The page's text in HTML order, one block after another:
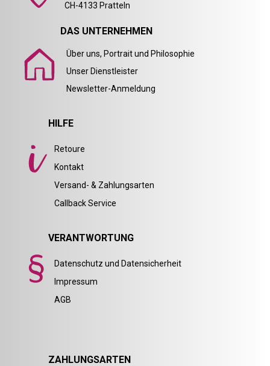
CH-4133 Pratteln
DAS UNTERNEHMEN
Über uns, Portrait und Philosophie
Unser Dienstleister
Newsletter-Anmeldung
HILFE
Retoure
Kontakt
Versand- & Zahlungsarten
Callback Service
VERANTWORTUNG
Datenschutz und Datensicherheit
Impressum
AGB
ZAHLUNGSARTEN